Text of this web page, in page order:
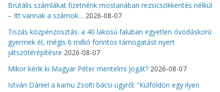
Brutális számlákat fizetnénk mostanában rezsicsökkentés nélkül
– Itt vannak a számok… 2026-08-07
Tiszás közpénzosztás: a 40 lakosú faluban egyetlen óvodáskorú
gyermek él, mégis 6 millió forintos támogatást nyert
játszótérépítésre 2026-08-07
Mikor kérik ki Magyar Péter mentelmi jogát? 2026-08-07
István Dániel a kamu Zsolti bácsi ügyről: “Külföldön egy ilyen